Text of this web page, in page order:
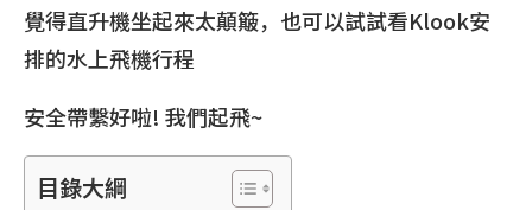
覺得直升機坐起來太顛簸，也可以試試看Klook安
排的水上飛機行程
安全帶繫好啦! 我們起飛~
目錄大綱